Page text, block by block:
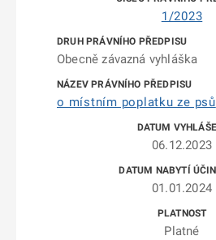
1/2023
Obecně závazná vyhláška
o místním poplatku ze psů
06.12.2023
01.01.2024
Platné